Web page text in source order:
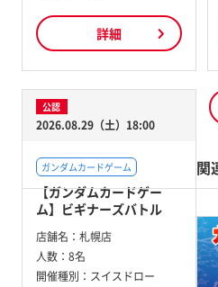
詳細
公認
2026.08.29（土）18:00
ガンダムカードゲーム
【ガンダムカードゲー
ム】ビギナーズバトル
店舗名： 札幌店
人数： 8名
開催種別： スイスドロー
関